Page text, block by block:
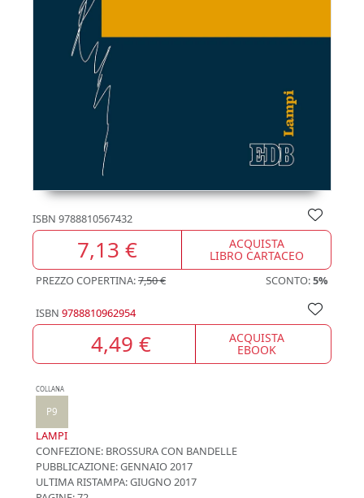
ISBN 9788810567432
7,13 € ACQUISTA
LIBRO CARTACEO
PREZZO COPERTINA:7,50 € SCONTO:5%
ISBN 9788810962954
4,49 € ACQUISTA
EBOOK
COLLANA
P9
LAMPI
CONFEZIONE: BROSSURA CON BANDELLE
PUBBLICAZIONE:GENNAIO 2017
ULTIMA RISTAMPA:GIUGNO 2017